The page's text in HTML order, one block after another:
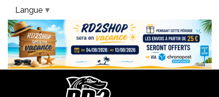
Bandeau Vacances
Langue ▼